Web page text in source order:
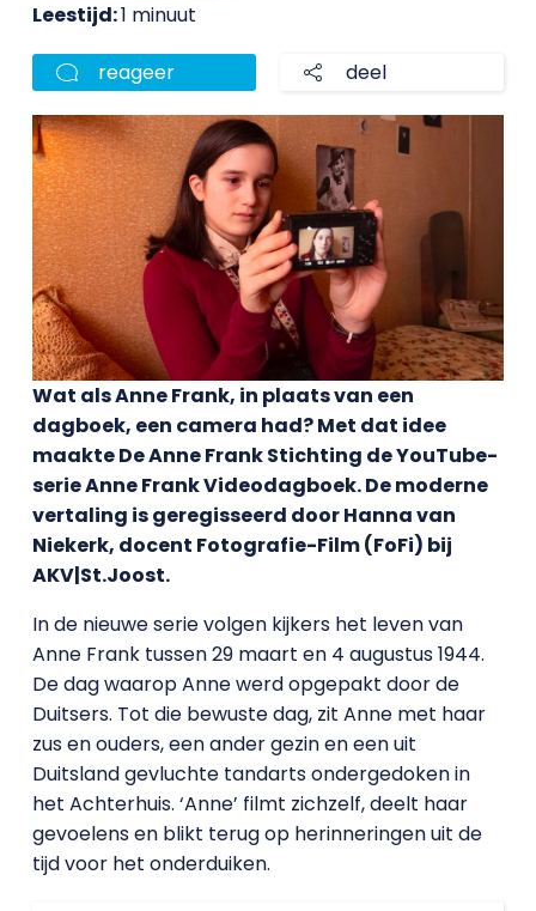
Leestijd:1 minuut
reageer deel
Wat als Anne Frank, in plaats van een
dagboek, een camera had? Met dat idee
maakte De Anne Frank Stichting de YouTube-
serie Anne Frank Videodagboek. De moderne
vertaling is geregisseerd door Hanna van
Niekerk, docent Fotografie-Film (FoFi) bij
AKV|St.Joost.
In de nieuwe serie volgen kijkers het leven van
Anne Frank tussen 29 maart en 4 augustus 1944.
De dag waarop Anne werd opgepakt door de
Duitsers. Tot die bewuste dag, zit Anne met haar
zus en ouders, een ander gezin en een uit
Duitsland gevluchte tandarts ondergedoken in
het Achterhuis. ‘Anne’ filmt zichzelf, deelt haar
gevoelens en blikt terug op herinneringen uit de
tijd voor het onderduiken.